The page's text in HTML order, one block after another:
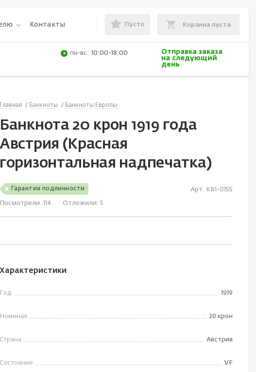
Контакты Пусто Корзина пуста
пн-вс: 10:00-18:00
Отправка заказа
на следующий
день
Главная Банкноты Банкноты Европы
Банкнота 20 крон 1919 года
Австрия (Красная
горизонтальная надпечатка)
Гарантия подлинности Арт. KB1-0155
Посмотрели: 114 Отложили: 5
Характеристики
Год 1919
Номинал 20 крон
Страна Австрия
Состояние VF